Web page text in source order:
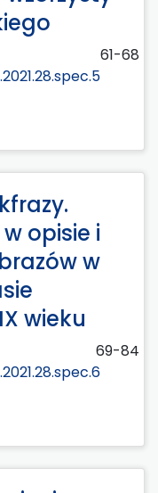
61-68
opisie i
w
wieku
69-84